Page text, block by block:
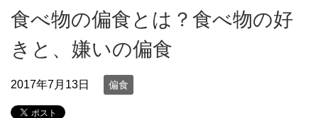
食べ物の偏食とは？食べ物の好
きと、嫌いの偏食
2017年7月13日 偏食